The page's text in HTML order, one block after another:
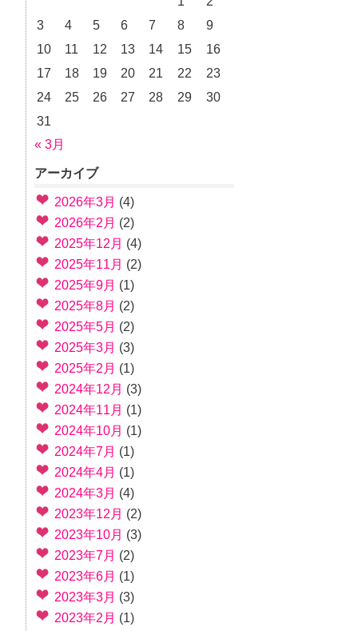
3
4 5 6 7 8
9
10
11 12 13 14 15
16
17
18 19 20 21 22
23
24
25 26 27 28 29
30
31
« 3月
アーカイブ
2026年3月 (4)
2026年2月 (2)
2025年12月 (4)
2025年11月 (2)
2025年9月 (1)
2025年8月 (2)
2025年5月 (2)
2025年3月 (3)
2025年2月 (1)
2024年12月 (3)
2024年11月 (1)
2024年10月 (1)
2024年7月 (1)
2024年4月 (1)
2024年3月 (4)
2023年12月 (2)
2023年10月 (3)
2023年7月 (2)
2023年6月 (1)
2023年3月 (3)
2023年2月 (1)